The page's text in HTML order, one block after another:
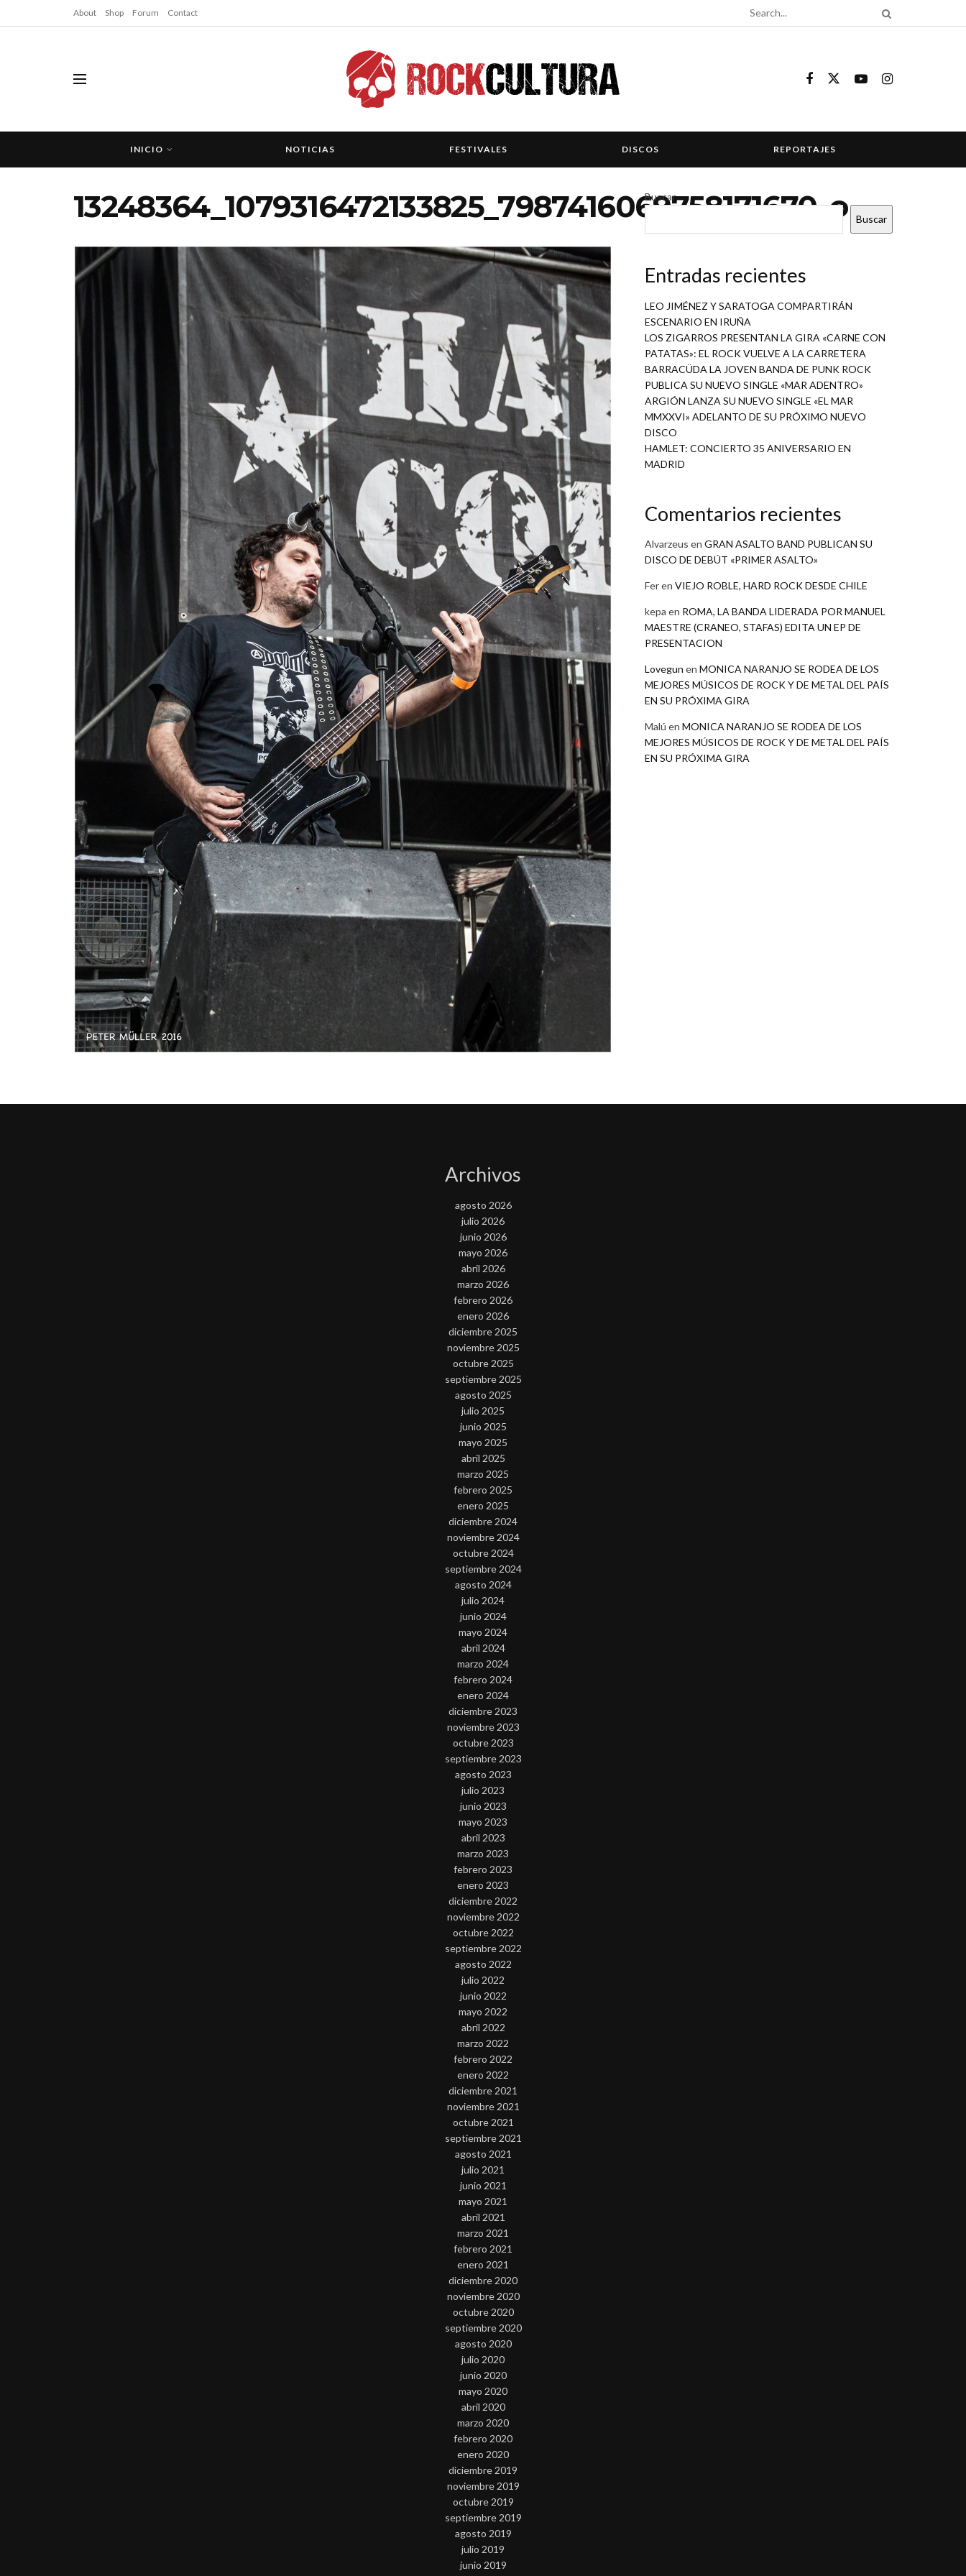
About Shop Forum Contact
INICIO NOTICIAS FESTIVALES DISCOS REPORTAJES
13248364_1079316472133825_7987416069758171670_o
Buscar
Buscar
Entradas recientes
LEO JIMÉNEZ Y SARATOGA COMPARTIRÁN
ESCENARIO EN IRUÑA
LOS ZIGARROS PRESENTAN LA GIRA «CARNE CON
PATATAS»: EL ROCK VUELVE A LA CARRETERA
BARRACÜDA LA JOVEN BANDA DE PUNK ROCK
PUBLICA SU NUEVO SINGLE «MAR ADENTRO»
ARGIÓN LANZA SU NUEVO SINGLE «EL MAR
MMXXVI» ADELANTO DE SU PRÓXIMO NUEVO
DISCO
HAMLET: CONCIERTO 35 ANIVERSARIO EN
MADRID
Comentarios recientes
Alvarzeus en GRAN ASALTO BAND PUBLICAN SU
DISCO DE DEBÚT «PRIMER ASALTO»
Feren VIEJO ROBLE, HARD ROCK DESDE CHILE
kepa en ROMA, LA BANDA LIDERADA POR MANUEL
MAESTRE (CRANEO, STAFAS) EDITA UN EP DE
PRESENTACION
Lovegun en MONICA NARANJO SE RODEA DE LOS
MEJORES MÚSICOS DE ROCK Y DE METAL DEL PAÍS
EN SU PRÓXIMA GIRA
Malú en MONICA NARANJO SE RODEA DE LOS
MEJORES MÚSICOS DE ROCK Y DE METAL DEL PAÍS
EN SU PRÓXIMA GIRA
Archivos
agosto 2026
julio 2026
junio 2026
mayo 2026
abril 2026
marzo 2026
febrero 2026
enero 2026
diciembre 2025
noviembre 2025
octubre 2025
septiembre 2025
agosto 2025
julio 2025
junio 2025
mayo 2025
abril 2025
marzo 2025
febrero 2025
enero 2025
diciembre 2024
noviembre 2024
octubre 2024
septiembre 2024
agosto 2024
julio 2024
junio 2024
mayo 2024
abril 2024
marzo 2024
febrero 2024
enero 2024
diciembre 2023
noviembre 2023
octubre 2023
septiembre 2023
agosto 2023
julio 2023
junio 2023
mayo 2023
abril 2023
marzo 2023
febrero 2023
enero 2023
diciembre 2022
noviembre 2022
octubre 2022
septiembre 2022
agosto 2022
julio 2022
junio 2022
mayo 2022
abril 2022
marzo 2022
febrero 2022
enero 2022
diciembre 2021
noviembre 2021
octubre 2021
septiembre 2021
agosto 2021
julio 2021
junio 2021
mayo 2021
abril 2021
marzo 2021
febrero 2021
enero 2021
diciembre 2020
noviembre 2020
octubre 2020
septiembre 2020
agosto 2020
julio 2020
junio 2020
mayo 2020
abril 2020
marzo 2020
febrero 2020
enero 2020
diciembre 2019
noviembre 2019
octubre 2019
septiembre 2019
agosto 2019
julio 2019
junio 2019